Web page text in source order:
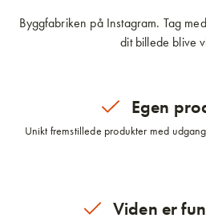
Byggfabriken på Instagram. Tag
dit billede blive
Egen
Unikt fremstillede produkter med
Viden er